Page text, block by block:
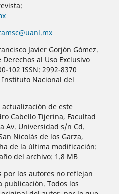
Javier Gorjón Gómez.
al Uso Exclusivo
102 ISSN: 2992-8370
Nacional del
de este
Cabello Tijerina, Facultad
Av. Universidad s/n Cd.
Nicolás de los Garza,
de la última modificación:
del archivo: 1.8 MB
por los autores no reflejan
publicación. Todos los